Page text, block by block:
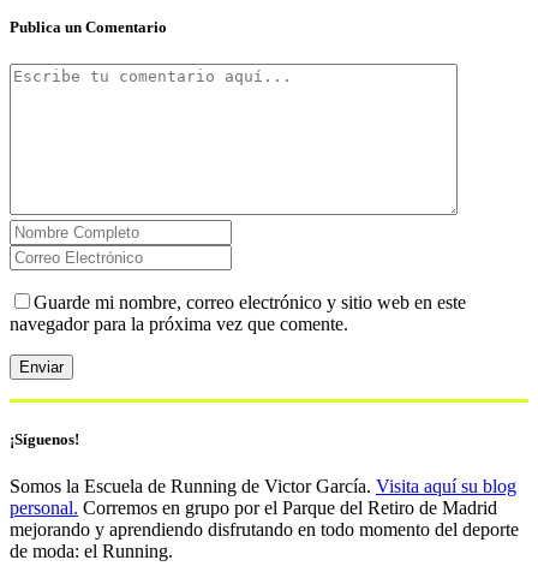
Publica un Comentario
Guarde mi nombre, correo electrónico y sitio web en este
navegador para la próxima vez que comente.
¡Síguenos!
Somos la Escuela de Running de Victor García. Visita aquí su blog
personal. Corremos en grupo por el Parque del Retiro de Madrid
mejorando y aprendiendo disfrutando en todo momento del deporte
de moda: el Running.